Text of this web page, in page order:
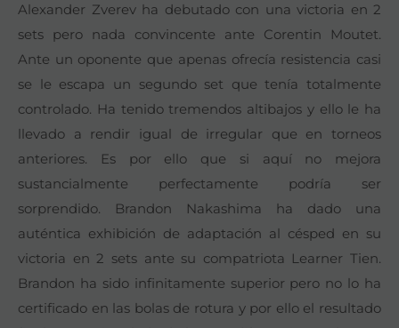
Alexander Zverev ha debutado con una victoria en 2
sets pero nada convincente ante Corentin Moutet.
Ante un oponente que apenas ofrecía resistencia casi
se le escapa un segundo set que tenía totalmente
controlado. Ha tenido tremendos altibajos y ello le ha
llevado a rendir igual de irregular que en torneos
anteriores. Es por ello que si aquí no mejora
sustancialmente perfectamente podría ser
sorprendido. Brandon Nakashima ha dado una
auténtica exhibición de adaptación al césped en su
victoria en 2 sets ante su compatriota Learner Tien.
Brandon ha sido infinitamente superior pero no lo ha
certificado en las bolas de rotura y por ello el resultado